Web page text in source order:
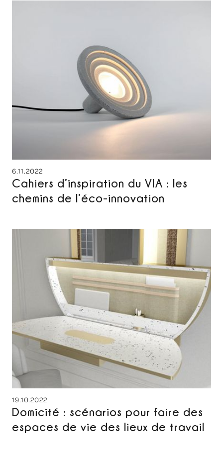
6.11.2022
Cahiers d’inspiration du VIA : les
chemins de l’éco-innovation
19.10.2022
Domicité : scénarios pour faire des
espaces de vie des lieux de travail